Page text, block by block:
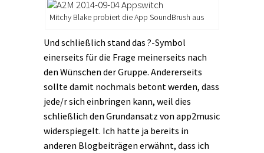
Mitchy Blake probiert die App SoundBrush aus
Und schließlich stand das ?-Symbol
einerseits für die Frage meinerseits nach
den Wünschen der Gruppe. Andererseits
sollte damit nochmals betont werden, dass
jede/r sich einbringen kann, weil dies
schließlich den Grundansatz von app2music
widerspiegelt. Ich hatte ja bereits in
anderen Blogbeiträgen erwähnt, dass ich